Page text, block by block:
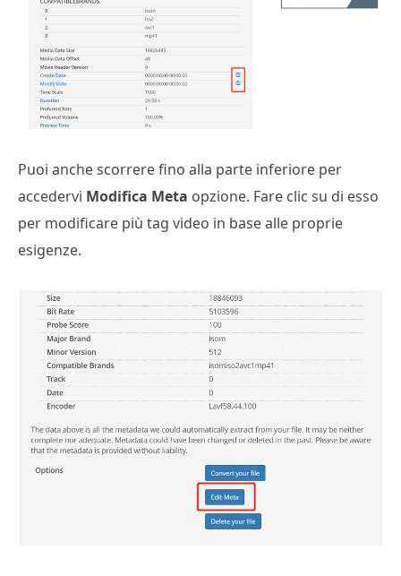
Puoi anche scorrere fino alla parte inferiore per
accedervi Modifica Meta opzione. Fare clic su di esso
per modificare più tag video in base alle proprie
esigenze.